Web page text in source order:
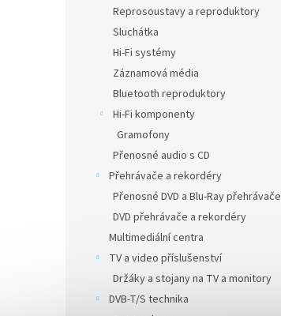
Reprosoustavy a reproduktory
Sluchátka
Hi-Fi systémy
Záznamová média
Bluetooth reproduktory
Hi-Fi komponenty
Gramofony
Přenosné audio s CD
Přehrávače a rekordéry
Přenosné DVD a Blu-Ray přehrávače
DVD přehrávače a rekordéry
Multimediální centra
TV a video příslušenství
Držáky a stojany na TV a monitory
DVB-T/S technika